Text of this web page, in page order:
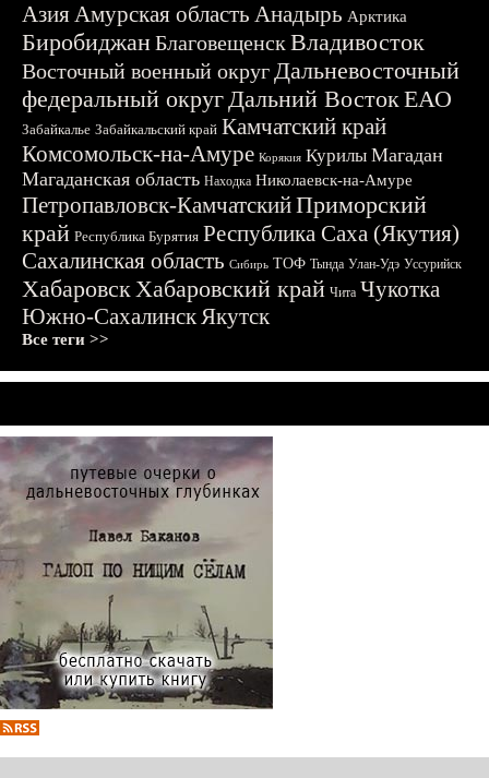
АзияАмурская область Анадырь Арктика
БиробиджанБлаговещенскВладивосток
Восточный военный округДальневосточный
федеральный округДальний ВостокЕАО
Забайкалье Забайкальский край Камчатский край
Комсомольск-на-Амуре Корякия Курилы Магадан
Магаданская область Находка Николаевск-на-Амуре
Петропавловск-КамчатскийПриморский
край Республика Бурятия Республика Саха (Якутия)
Сахалинская область Сибирь ТОФ Тында Улан-Удэ Уссурийск
ХабаровскХабаровский край Чита Чукотка
Южно-СахалинскЯкутск
Все теги >>